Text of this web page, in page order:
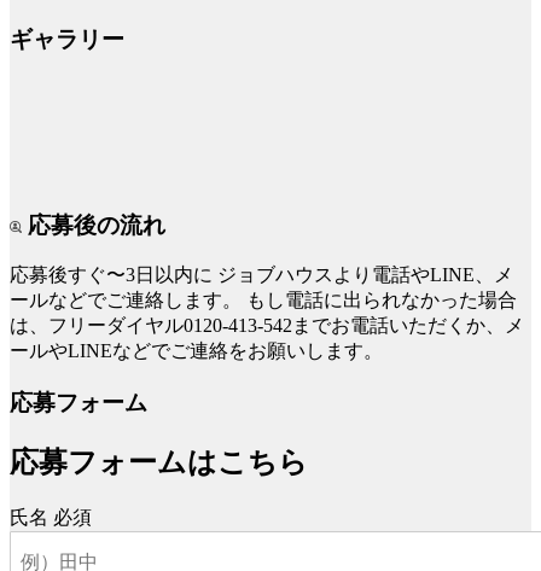
ギャラリー
応募後の流れ
応募後すぐ〜3日以内に ジョブハウスより電話やLINE、メ
ールなどでご連絡します。
もし電話に出られなかった場合
は、フリーダイヤル0120-413-542までお電話いただくか、メ
ールやLINEなどでご連絡をお願いします。
応募フォーム
応募フォームはこちら
氏名 必須